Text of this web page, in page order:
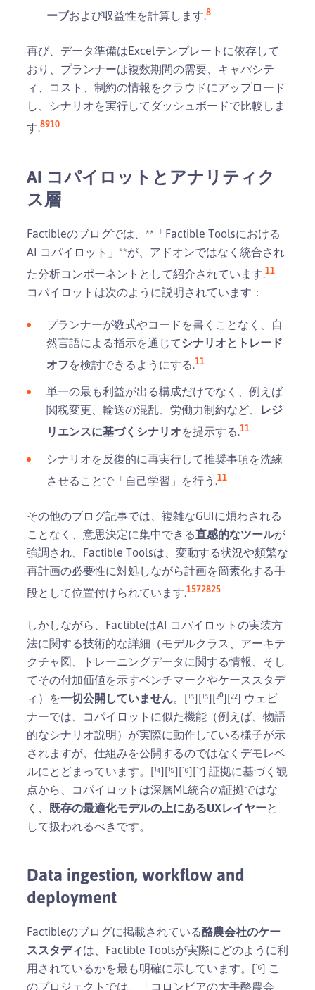
ーブおよび収益性を計算します.8
再び、データ準備はExcelテンプレートに依存して
おり、プランナーは複数期間の需要、キャパシテ
ィ、コスト、制約の情報をクラウドにアップロード
し、シナリオを実行してダッシュボードで比較しま
す.8910
AI コパイロットとアナリティク
ス層
Factibleのブログでは、**「Factible Toolsにおける
AI コパイロット」**が、アドオンではなく統合され
た分析コンポーネントとして紹介されています.11
コパイロットは次のように説明されています：
プランナーが数式やコードを書くことなく、自
然言語による指示を通じてシナリオとトレード
オフを検討できるようにする.11
単一の最も利益が出る構成だけでなく、例えば
関税変更、輸送の混乱、労働力制約など、 レジ
リエンスに基づくシナリオを提示する.11
シナリオを反復的に再実行して推奨事項を洗練
させることで「自己学習」を行う.11
その他のブログ記事では、複雑なGUIに煩わされる
ことなく、意思決定に集中できる直感的なツールが
強調され、Factible Toolsは、変動する状況や頻繁な
再計画の必要性に対処しながら計画を簡素化する手
段として位置付けられています.1572825
しかしながら、FactibleはAI コパイロットの実装方
法に関する技術的な詳細（モデルクラス、アーキテ
クチャ図、トレーニングデータに関する情報、そし
てその付加価値を示すベンチマークやケーススタデ
ィ）を一切公開していません。[¹⁵][¹⁶][²⁰][²²] ウェビ
ナーでは、コパイロットに似た機能（例えば、物語
的なシナリオ説明）が実際に動作している様子が示
されますが、仕組みを公開するのではなくデモレベ
ルにとどまっています。[¹⁴][¹⁵][¹⁶][¹⁷] 証拠に基づく観
点から、コパイロットは深層ML統合の証拠ではな
く、
既存の最適化モデルの上にあるUXレイヤーと
して扱われるべきです。
Data ingestion, workflow and
deployment
Factibleのブログに掲載されている酪農会社のケー
ススタディは、Factible Toolsが実際にどのように利
用されているかを最も明確に示しています。[¹⁶] こ
のプロジェクトでは、「コロンビアの大手酪農会